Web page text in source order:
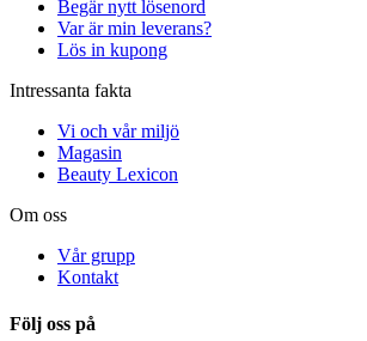
Begär nytt lösenord
Var är min leverans?
Lös in kupong
Intressanta fakta
Vi och vår miljö
Magasin
Beauty Lexicon
Om oss
Vår grupp
Kontakt
Följ oss på